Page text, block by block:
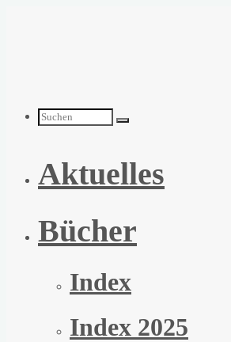
Suchen
nach:
Aktuelles
Bücher
Index
Index 2025